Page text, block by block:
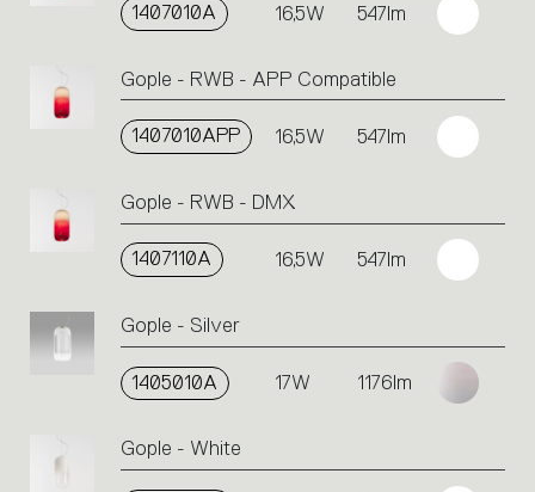
1407010A 16,5W 547lm
Gople - RWB - APP Compatible
1407010APP 16,5W 547lm
Gople - RWB - DMX
1407110A 16,5W 547lm
Gople - Silver
1405010A 17W 1176lm
Gople - White